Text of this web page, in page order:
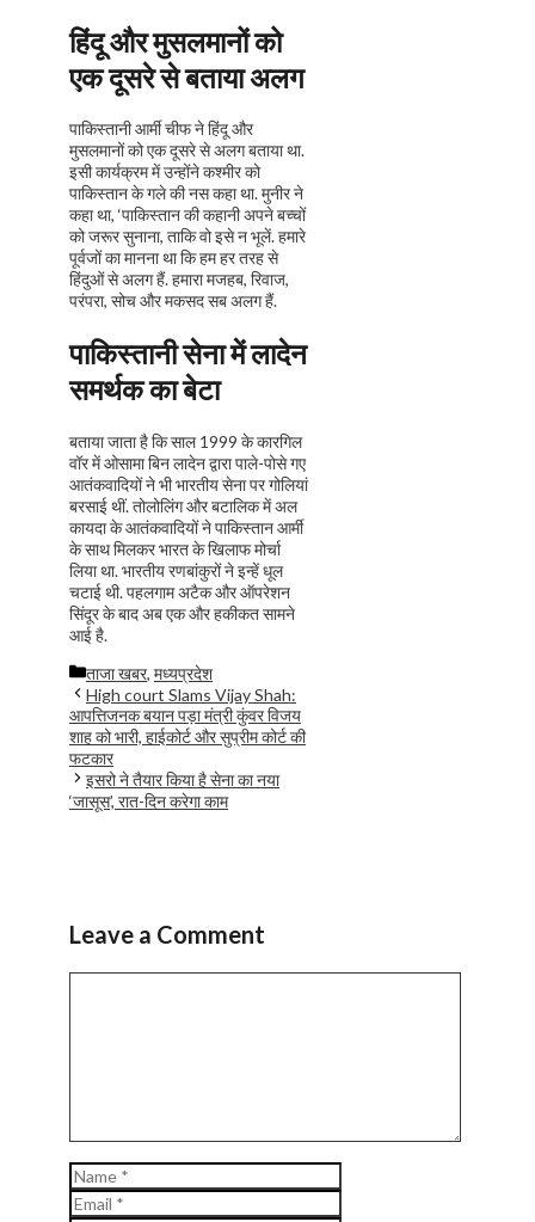
हिंदू और मुसलमानों को
एक दूसरे से बताया अलग
पाकिस्‍तानी आर्मी चीफ ने हिंदू और
मुसलमानों को एक दूसरे से अलग बताया था.
इसी कार्यक्रम में उन्होंने कश्मीर को
पाकिस्तान के गले की नस कहा था. मुनीर ने
कहा था, ‘पाकिस्तान की कहानी अपने बच्चों
को जरूर सुनाना, ताकि वो इसे न भूलें. हमारे
पूर्वजों का मानना था कि हम हर तरह से
हिंदुओं से अलग हैं. हमारा मजहब, रिवाज,
परंपरा, सोच और मकसद सब अलग हैं.
पाकिस्‍तानी सेना में लादेन
समर्थक का बेटा
बताया जाता है कि साल 1999 के कारगिल
वॉर में ओसामा बिन लादेन द्वारा पाले-पोसे गए
आतंकवादियों ने भी भारतीय सेना पर गोलियां
बरसाई थीं. तोलोलिंग और बटालिक में अल
कायदा के आतंकवादियों ने पाकिस्‍तान आर्मी
के साथ मिलकर भारत के खिलाफ मोर्चा
लिया था. भारतीय रणबांकुरों ने इन्‍हें धूल
चटाई थी. पहलगाम अटैक और ऑपरेशन
सिंदूर के बाद अब एक और हकीकत सामने
आई है.
Categories
ताजा खबर, मध्यप्रदेश
High court Slams Vijay Shah:
आपत्तिजनक बयान पड़ा मंत्री कुंवर विजय
शाह को भारी, हाईकोर्ट और सुप्रीम कोर्ट की
फटकार
इसरो ने तैयार किया है सेना का नया
‘जासूस’, रात-दिन करेगा काम
Leave a Comment
Name
Email